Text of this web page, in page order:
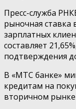
Пресс-служба
рыночная ставка
зарплатных
составляет
подтверждения
В «МТС банке»
кредитам на
вторичном рынке